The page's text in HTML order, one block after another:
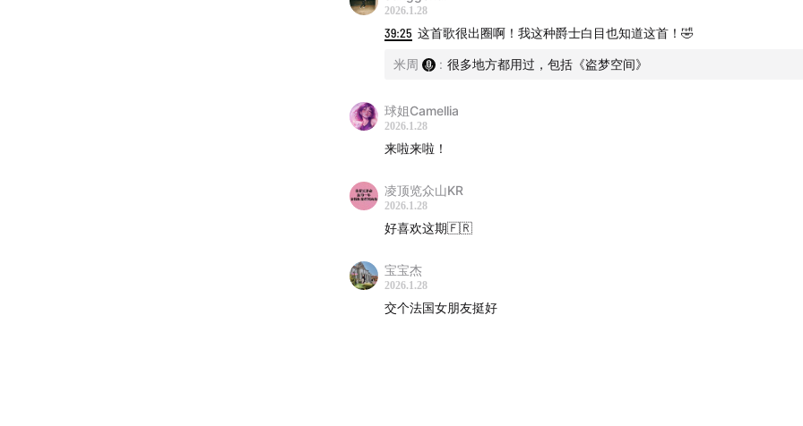
2026.1.28
39:25 这首歌很出圈啊！我这种爵士白目也知道这首！🤣
米周 : 很多地方都用过，包括《盗梦空间》
球姐Camellia
2026.1.28
来啦来啦！
凌顶览众山KR
2026.1.28
好喜欢这期🇫🇷
宝宝杰
2026.1.28
交个法国女朋友挺好